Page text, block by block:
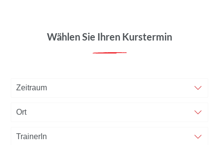
Wählen Sie Ihren Kurstermin